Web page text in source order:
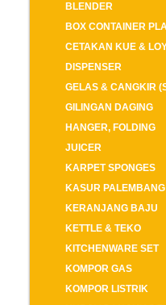
BLENDER
BOX CONTAINER
CETAKAN KUE &
DISPENSER
GELAS & CANGKIR
GILINGAN DAGING
HANGER, FOLDING
JUICER
KARPET SPONGES
KASUR PALEMBANG
KERANJANG BAJU
KETTLE & TEKO
KITCHENWARE SET
KOMPOR GAS
KOMPOR LISTRIK